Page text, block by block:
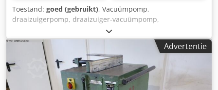
Toestand: goed (gebruikt), Vacuümpomp,
draaizuigerpomp, draaizuiger-vacuümpomp,
druk-/vacuümpomp, draaizuiger druk-/vacuümpomp,
draaizuigerpomp Dsdpfx Ajyknh Aeliock -Fabrikant:
Thomas, draaizuiger-vacuümpomp -Type: VTE 10 27740125
-Aandrijving: 0,35 kW / 2700 tpm -Vacuüm: 150 mbar -
Opbrengst: 10 m³/u -Afmetingen: 265/160/H155 mm -
Gewicht: 10,2 kg
Advertentie